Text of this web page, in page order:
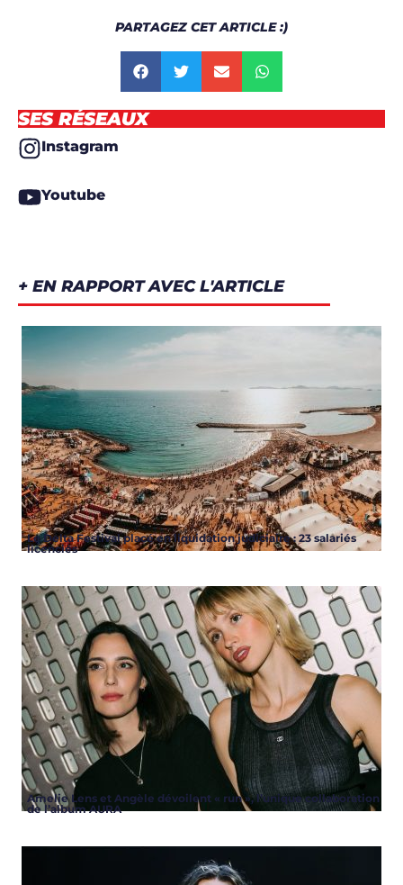
PARTAGEZ CET ARTICLE :)
SES RÉSEAUX
Instagram
Youtube
+ EN RAPPORT AVEC L'ARTICLE
Le Delta Festival placé en liquidation judiciaire : 23 salariés
licenciés
Amelie Lens et Angèle dévoilent « run », l’unique collaboration
de l’album AURA